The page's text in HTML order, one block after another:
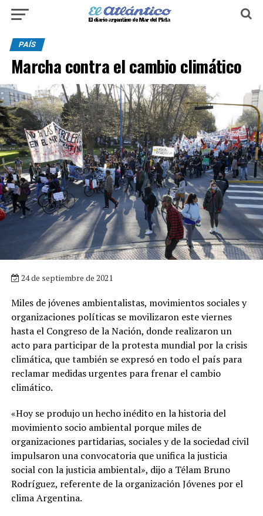
PAÍS
Marcha contra el cambio climático
24 de septiembre de 2021
Miles de jóvenes ambientalistas, movimientos sociales y
organizaciones políticas se movilizaron este viernes
hasta el Congreso de la Nación, donde realizaron un
acto para participar de la protesta mundial por la crisis
climática, que también se expresó en todo el país para
reclamar medidas urgentes para frenar el cambio
climático.
«Hoy se produjo un hecho inédito en la historia del
movimiento socio ambiental porque miles de
organizaciones partidarias, sociales y de la sociedad civil
impulsaron una convocatoria que unifica la justicia
social con la justicia ambiental», dijo a Télam Bruno
Rodríguez, referente de la organización Jóvenes por el
clima Argentina.